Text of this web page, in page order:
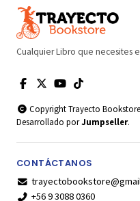
Cualquier Libro que necesites
Copyright Trayecto
Desarrollado porJumpseller.
CONTÁCTANOS
+56 9 3088 0360